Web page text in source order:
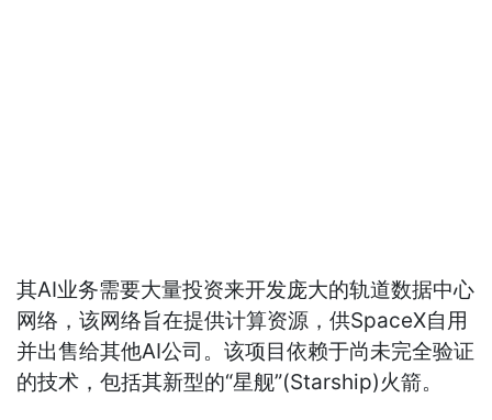
其AI业务需要大量投资来开发庞大的轨道数据中心
网络，该网络旨在提供计算资源，供SpaceX自用
并出售给其他AI公司。该项目依赖于尚未完全验证
的技术，包括其新型的“星舰”(Starship)火箭。